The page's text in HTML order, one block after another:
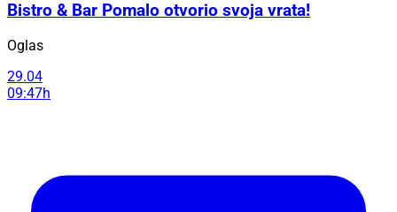
Bistro & Bar Pomalo otvorio svoja vrata!
Oglas
29.04
09:47h